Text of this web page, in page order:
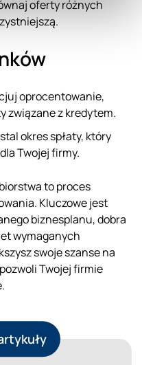
oferty różnych
oprocentowanie,
związane z kredytem.
okres spłaty, który
Twojej firmy.
to proces
Kluczowe jest
biznesplanu, dobra
wymaganych
swoje szanse na
Twojej firmie